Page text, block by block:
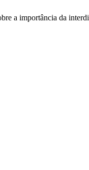
a importância da